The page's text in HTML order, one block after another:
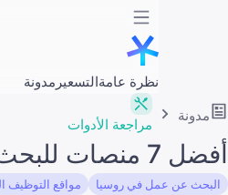
نظرة عامةالتسعير مدونة
مدونة
مراجعة الأدوات
أفضل 7 منصات للبحث عن عمل في روسيا لعام 2026: اعثر على وظيفتك القادمة
البحث عن عمل في روسيا مواقع التوظيف